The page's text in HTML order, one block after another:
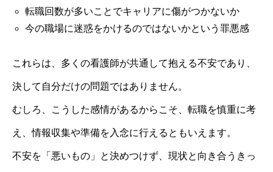
転職回数が多いことでキャリアに傷がつかないか
今の職場に迷惑をかけるのではないかという罪悪感
これらは、多くの看護師が共通して抱える不安であり、
決して自分だけの問題ではありません。
むしろ、こうした感情があるからこそ、転職を慎重に考
え、情報収集や準備を入念に行えるともいえます。
不安を「悪いもの」と決めつけず、現状と向き合うきっ